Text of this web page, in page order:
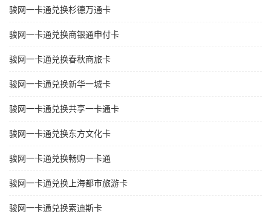
骏网一卡通兑换杉德万通卡
骏网一卡通兑换商银通申付卡
骏网一卡通兑换春秋商旅卡
骏网一卡通兑换新华一城卡
骏网一卡通兑换共享一卡通卡
骏网一卡通兑换东方文化卡
骏网一卡通兑换畅购一卡通
骏网一卡通兑换上海都市旅游卡
骏网一卡通兑换索迪斯卡